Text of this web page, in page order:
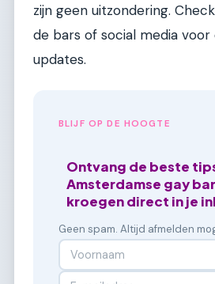
zijn geen uitzondering.
de bars of social media
updates.
BLIJF OP DE HOOGTE
Ontvang de beste
Amsterdamse gay
kroegen direct in je
Geen spam. Altijd afmelden